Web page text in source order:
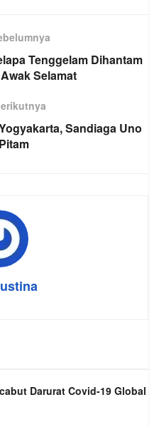
Tenggelam Dihantam
Selamat
Sandiaga Uno
Darurat Covid-19 Global